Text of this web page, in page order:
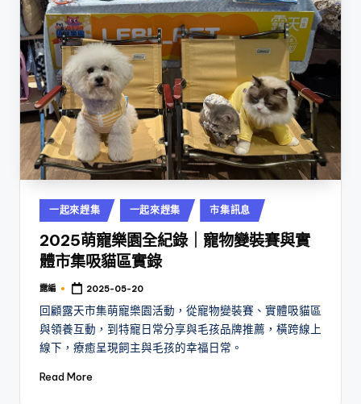
Posted
in
一起來趕集 一起來趕集 市集訊息
2025萌寵樂園全紀錄｜寵物變裝賽與實
體市集吸貓區實錄
Posted
露編 2025-05-20
回顧露天市集萌寵樂園活動，從寵物變裝賽、實體吸貓區
與領養互動，到特寵日常分享與毛孩品牌推薦，橫跨線上
線下，療癒呈現飼主與毛孩的幸福日常。
Read More